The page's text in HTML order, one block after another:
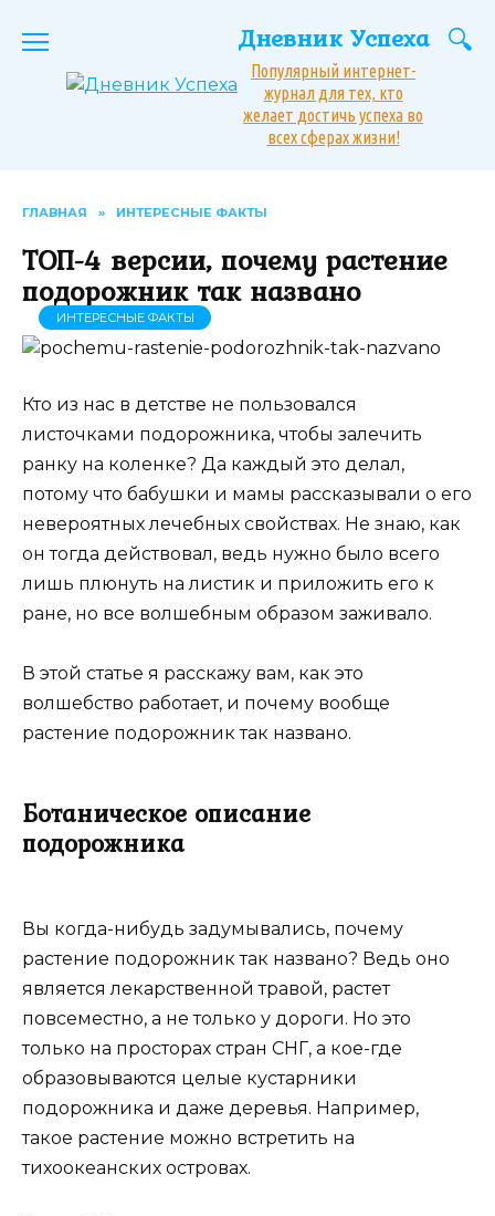
Дневник Успеха
Популярный интернет-
журнал для тех, кто
желает достичь успеха во
всех сферах жизни!
ГЛАВНАЯ » ИНТЕРЕСНЫЕ ФАКТЫ
ТОП-4 версии, почему растение
подорожник так названо
ИНТЕРЕСНЫЕ ФАКТЫ
Кто из нас в детстве не пользовался
листочками подорожника, чтобы залечить
ранку на коленке? Да каждый это делал,
потому что бабушки и мамы рассказывали о его
невероятных лечебных свойствах. Не знаю, как
он тогда действовал, ведь нужно было всего
лишь плюнуть на листик и приложить его к
ране, но все волшебным образом заживало.
В этой статье я расскажу вам, как это
волшебство работает, и почему вообще
растение подорожник так названо.
Ботаническое описание
подорожника
Вы когда-нибудь задумывались, почему
растение подорожник так названо? Ведь оно
является лекарственной травой, растет
повсеместно, а не только у дороги. Но это
только на просторах стран СНГ, а кое-где
образовываются целые кустарники
подорожника и даже деревья. Например,
такое растение можно встретить на
тихоокеанских островах.